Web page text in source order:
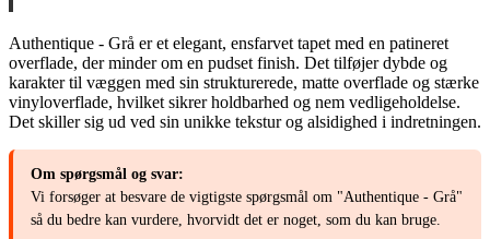
Authentique - Grå er et elegant, ensfarvet tapet med en patineret
overflade, der minder om en pudset finish. Det tilføjer dybde og
karakter til væggen med sin strukturerede, matte overflade og stærke
vinyloverflade, hvilket sikrer holdbarhed og nem vedligeholdelse.
Det skiller sig ud ved sin unikke tekstur og alsidighed i indretningen.
Om spørgsmål og svar:
Vi forsøger at besvare de vigtigste spørgsmål om "Authentique - Grå"
så du bedre kan vurdere, hvorvidt det er noget, som du kan bruge.